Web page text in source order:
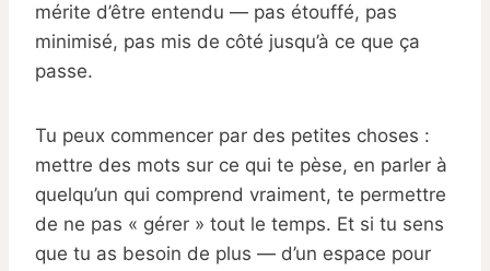
mérite d’être entendu — pas étouffé, pas
minimisé, pas mis de côté jusqu’à ce que ça
passe.
Tu peux commencer par des petites choses :
mettre des mots sur ce qui te pèse, en parler à
quelqu’un qui comprend vraiment, te permettre
de ne pas « gérer » tout le temps. Et si tu sens
que tu as besoin de plus — d’un espace pour